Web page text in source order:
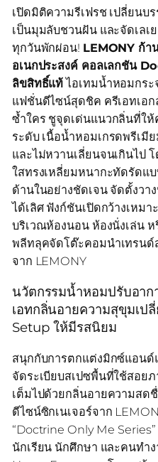
เปิดมิติความรีเฟรช เปลี่ยนบ
เป็นมุมลับชวนฝัน และจัดเล
ทุกวันพักผ่อน! LEMONY ก้า
อเนกประสงค์ คอลเลกชัน
ลิขสิทธิ์แท้ไอเทมน้ำหอมกร
แฟชั่นดีไซน์สุดชิค ครีเอทเอ
ซ้ำใคร ชูจุดเด่นแนวกลิ่นที่ใ
ระดับ เนื้อน้ำหอมเกรดพรีเมี
และไม่หวานเลี่ยนจนเกินไป
ใสทรงเหลี่ยมหนากะทัดรัดแ
ด้านในอย่างชัดเจน จัดตั้งวา
ได้เลิศ ฟังก์ชันเปิดกว้างเหม
บริเวณห้องนอน ห้องนั่งเล่น
พลีทลุคจัดโต๊ะคอมนำเทรน
จาก LEMONY
นวัตกรรมน้ำหอมปรับอาก
เอทกลิ่นอายความสุขุมเป
Setup ให้มีรสนิยม
สนุกกับการตกแต่งมิกซ์แอน
จัดระเบียบสเปซพื้นที่ใช้สอย
เต็มไปด้วยกลิ่นอายความสด
ดีไซน์ซิกเนเจอร์จาก
“Doctrine Only Me
นักเรียน นักศึกษา และคนทำ